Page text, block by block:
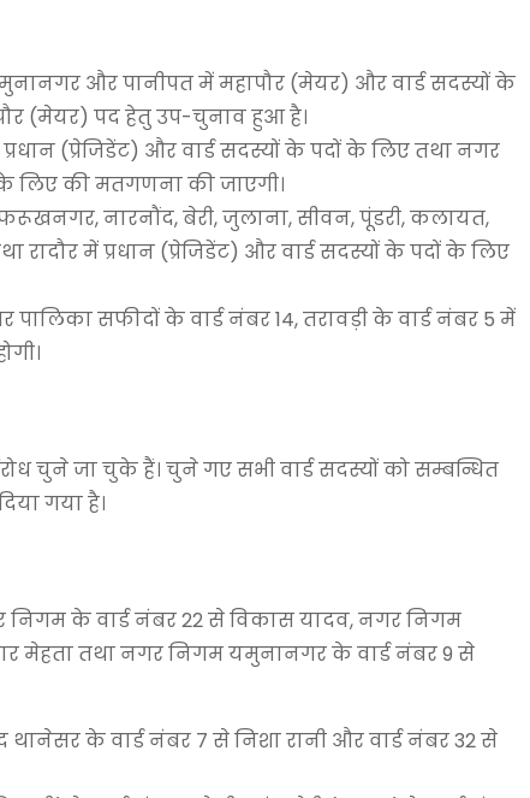
और पानीपत में महापौर (मेयर) और वार्ड सदस्यों के
(मेयर) पद हेतु उप-चुनाव हुआ है।
(प्रेजिडेंट) और वार्ड सदस्यों के पदों के लिए तथा नगर
लिए की मतगणना की जाएगी।
नारनौंद, बेरी, जुलाना, सीवन, पूंडरी, कलायत,
रादौर में प्रधान (प्रेजिडेंट) और वार्ड सदस्यों के पदों के लिए
सफीदों के वार्ड नंबर 14, तरावड़ी के वार्ड नंबर 5 में
चुने जा चुके हैं। चुने गए सभी वार्ड सदस्यों को सम्बन्धित
गया है।
के वार्ड नंबर 22 से विकास यादव, नगर निगम
मेहता तथा नगर निगम यमुनानगर के वार्ड नंबर 9 से
के वार्ड नंबर 7 से निशा रानी और वार्ड नंबर 32 से